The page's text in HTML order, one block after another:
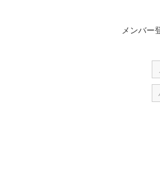
メンバー